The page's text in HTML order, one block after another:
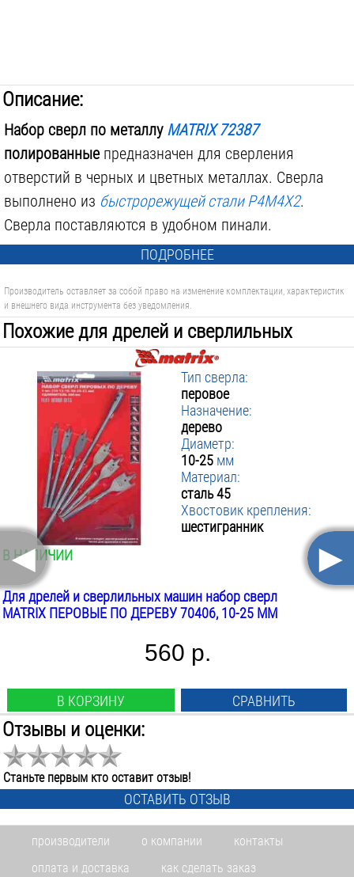
Описание:
Набор сверл по металлу MATRIX 72387
полированныепредназначен для сверления
отверстий в черных и цветных металлах. Сверла
выполнено из быстрорежущей стали Р4М4Х2.
Сверла поставляются в удобном пинали.
ПОДРОБНЕЕ
Производитель оставляет за собой право на изменение комплектации, характеристик
и внешнего вида инструмента без уведомления.
Похожие для дрелей и сверлильных
машин:
Тип сверла:
перовое
Назначение:
дерево
Диаметр:
10-25 мм
Материал:
сталь 45
Хвостовик крепления:
шестигранник
В НАЛИЧИИ
Для дрелей и сверлильных машин набор сверл
MATRIX ПЕРОВЫЕ ПО ДЕРЕВУ 70406, 10-25 ММ
560 р.
В КОРЗИНУ СРАВНИТЬ
Назначение:
металл
Диаметр:
3-5мм
Материал:
р6м5к5
◄ ►
Отзывы и оценки:
Станьте первым кто оставит отзыв!
ОСТАВИТЬ ОТЗЫВ
производители о компании
контакты
оплата и доставка
как сделать заказ